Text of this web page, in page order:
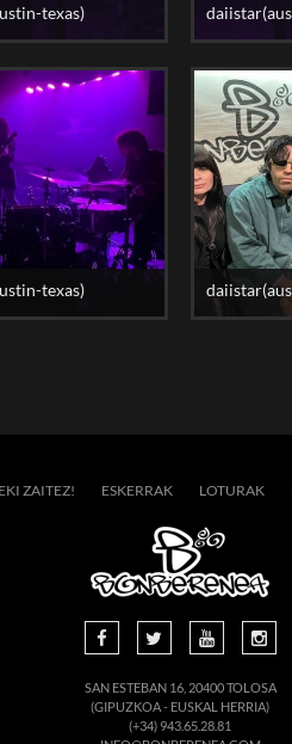
texas)
texas)
ZAITEZ! ESKERRAK LOTURAK
SAN ESTEBAN 16, 20400 TOLOSA
(GIPUZKOA - EUSKAL HERRIA)
(+34) 943.65.28.81